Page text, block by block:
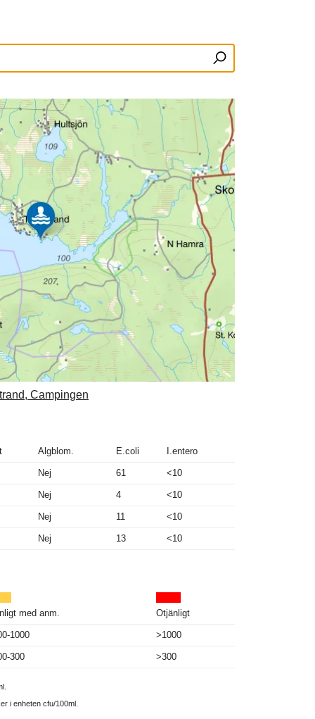
Campingen
Algblom. E.coli I.entero
Nej 61 <10
Nej 4 <10
Nej 11 <10
Nej 13 <10
med anm. Otjänligt
1000 >1000
300 >300
i enheten cfu/100ml.